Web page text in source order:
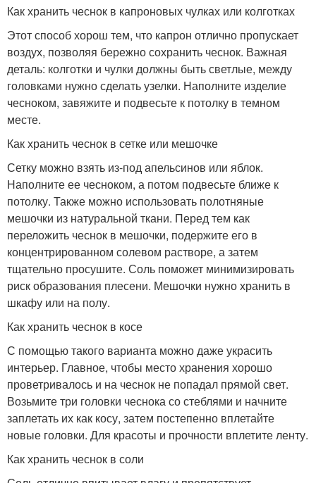
Как хранить чеснок в капроновых чулках или колготках
Этот способ хорош тем, что капрон отлично пропускает
воздух, позволяя бережно сохранить чеснок. Важная
деталь: колготки и чулки должны быть светлые, между
головками нужно сделать узелки. Наполните изделие
чесноком, завяжите и подвесьте к потолку в темном
месте.
Как хранить чеснок в сетке или мешочке
Сетку можно взять из-под апельсинов или яблок.
Наполните ее чесноком, а потом подвесьте ближе к
потолку. Также можно использовать полотняные
мешочки из натуральной ткани. Перед тем как
переложить чеснок в мешочки, подержите его в
концентрированном солевом растворе, а затем
тщательно просушите. Соль поможет минимизировать
риск образования плесени. Мешочки нужно хранить в
шкафу или на полу.
Как хранить чеснок в косе
С помощью такого варианта можно даже украсить
интерьер. Главное, чтобы место хранения хорошо
проветривалось и на чеснок не попадал прямой свет.
Возьмите три головки чеснока со стеблями и начните
заплетать их как косу, затем постепенно вплетайте
новые головки. Для красоты и прочности вплетите ленту.
Как хранить чеснок в соли